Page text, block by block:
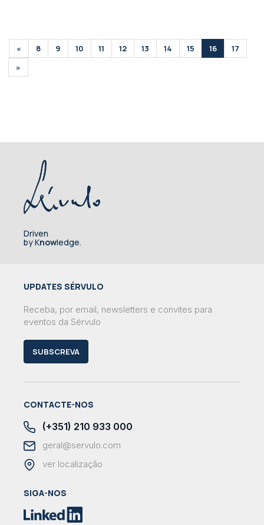
« 8 9 10 11 12 13 14 15 16
17
»
Driven
by Knowledge.
UPDATES SÉRVULO
Receba, por email, newsletters e convites para
eventos da Sérvulo
SUBSCREVA
CONTACTE-NOS
(+351) 210 933 000
geral@servulo.com
ver localização
SIGA-NOS